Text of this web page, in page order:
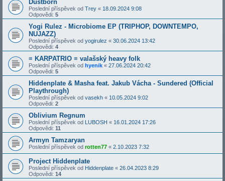
Dustborn
Poslední příspěvek od Trey « 18.09.2024 9:08
Odpovědi: 5
Yogi Rulez - Microbiome EP (TRIPHOP, DOWNTEMPO,
NUJAZZ)
Poslední příspěvek od yogirulez « 30.06.2024 13:42
Odpovědi: 4
≡ KARPATRIO ≡ valašský heavy folk
Poslední příspěvek od hyenik « 27.06.2024 20:42
Odpovědi: 5
Hiddenplate & Masha feat. Jakub Vácha - Sundered (Official
Playthrough)
Poslední příspěvek od vasekh « 10.05.2024 9:02
Odpovědi: 2
Oblivium Regnum
Poslední příspěvek od LUBOSH « 16.01.2024 17:26
Odpovědi: 11
Armyn Tamzaryan
Poslední příspěvek od rotten77 « 2.10.2023 7:32
Project Hiddenplate
Poslední příspěvek od Hiddenplate « 26.04.2023 8:29
Odpovědi: 14